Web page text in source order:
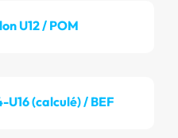
U12 / POM
U16 (calculé) / BEF